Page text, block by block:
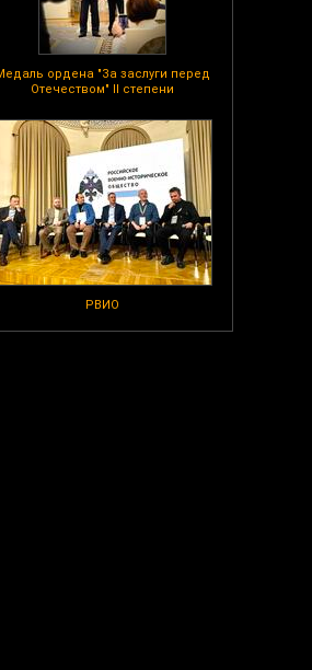
ордена "За заслуги перед
Отечеством" II степени
РВИО